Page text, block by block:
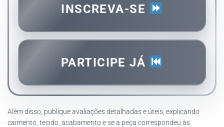
INSCREVA-SE
PARTICIPE JÁ
Além disso, publique avaliações detalhadas e úteis, explicando
caimento, tecido, acabamento e se a peça correspondeu às